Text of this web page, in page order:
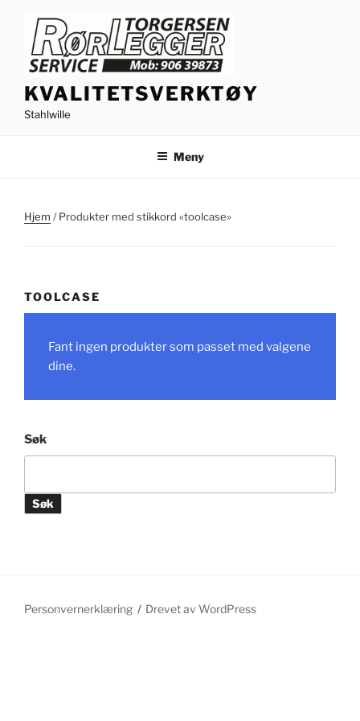
innhold
KVALITETSVERKTØY
Stahlwille
Meny
Hjem / Produkter med stikkord «toolcase»
TOOLCASE
Fant ingen produkter som passet med valgene
dine.
Søk
Søk
Personvernerklæring Drevet av WordPress